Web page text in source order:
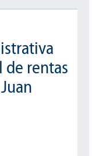
de rentas